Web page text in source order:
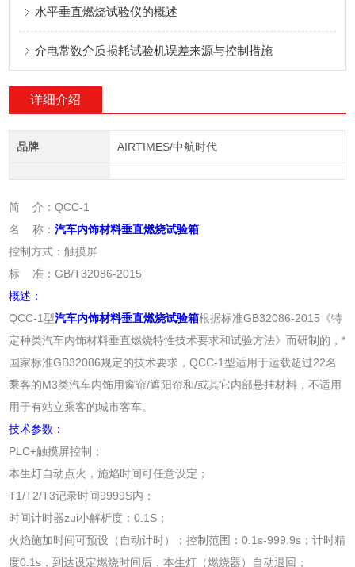
水平垂直燃烧试验仪的概述
介电常数介质损耗试验机误差来源与控制措施
详细介绍
品牌 AIRTIMES/中航时代
简 介：QCC-1
名 称：汽车内饰材料垂直燃烧试验箱
控制方式：触摸屏
标 准：GB/T32086-2015
概述：
QCC-1型汽车内饰材料垂直燃烧试验箱根据标准GB32086-2015《特
定种类汽车内饰材料垂直燃烧特性技术要求和试验方法》而研制的，*
国家标准GB32086规定的技术要求，QCC-1型适用于运载超过22名
乘客的M3类汽车内饰用窗帘/遮阳帘和/或其它内部悬挂材料，不适用
用于有站立乘客的城市客车。
技术参数：
PLC+触摸屏控制；
本生灯自动点火，施焰时间可任意设定；
T1/T2/T3记录时间9999S内；
时间计时器zui小解析度：0.1S；
火焰施加时间可预设（自动计时）；控制范围：0.1s-999.9s；计时精
度0.1s，到达设定燃烧时间后，本生灯（燃烧器）自动退回；